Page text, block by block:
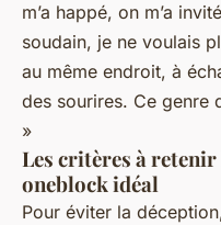
m’a happé, on m’a
soudain, je ne voulais
au même endroit, à
des sourires. Ce genre
»
Les critères à
oneblock idéal
Pour éviter la